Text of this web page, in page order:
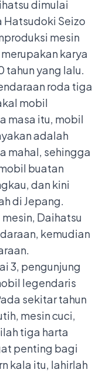
dimulai
Hatsudoki Seizo
mesin
karya
tahun yang lalu.
roda tiga
mobil
masa itu, mobil
adalah
mahal, sehingga
buatan
dan kini
di Jepang.
Daihatsu
kemudian
3, pengunjung
legendaris
sekitar tahun
mesin cuci,
tiga harta
penting bagi
kala itu, lahirlah